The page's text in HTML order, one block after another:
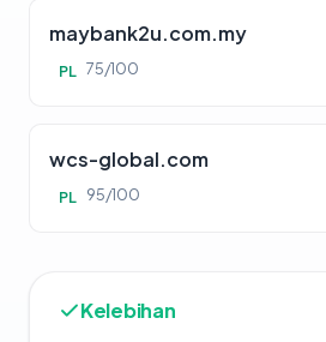
maybank2u.com.my
PL 75/100
wcs-global.com
PL 95/100
Kelebihan